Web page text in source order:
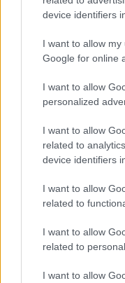
device identifiers
I want to allow
Google for online
I want to allow
personalized
I want to allow
related to
device identifiers
I want to allow
related to
I want to allow
related to
I want to allow
Adja meg
meg e-mail címét:
Megismertem és